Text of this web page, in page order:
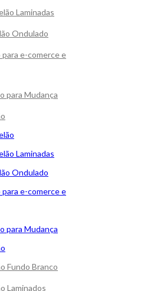
Laminadas
Ondulado
para e-comerce e
para Mudança
Laminadas
Ondulado
para e-comerce e
para Mudança
Fundo Branco
Laminados